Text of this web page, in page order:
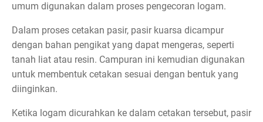
umum digunakan dalam proses pengecoran logam.
Dalam proses cetakan pasir, pasir kuarsa dicampur
dengan bahan pengikat yang dapat mengeras, seperti
tanah liat atau resin. Campuran ini kemudian digunakan
untuk membentuk cetakan sesuai dengan bentuk yang
diinginkan.
Ketika logam dicurahkan ke dalam cetakan tersebut, pasir